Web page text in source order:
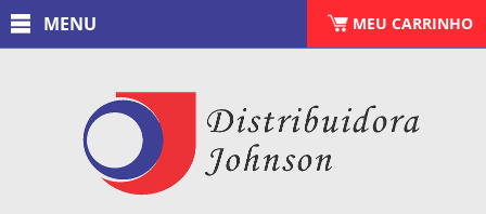
CARRINHO (0)
MENU MEU CARRINHO